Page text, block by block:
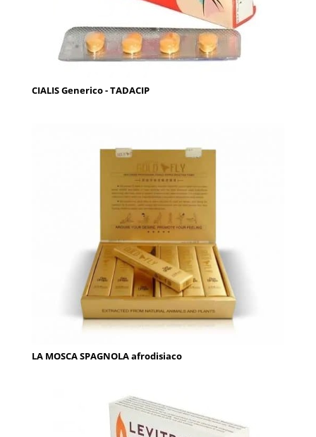
CIALIS Generico - TADACIP
LA MOSCA SPAGNOLA afrodisiaco